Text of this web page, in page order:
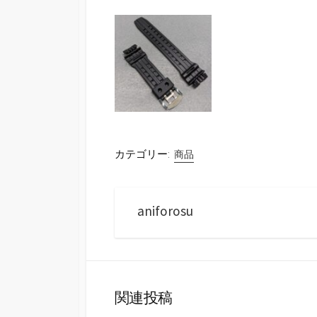
カテゴリー: 商品
aniforosu
関連投稿